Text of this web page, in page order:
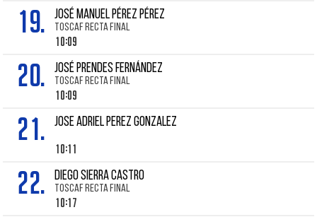
19. JOSÉ MANUEL PÉREZ PÉREZ
TOSCAF RECTA FINAL
10:09
20. JOSÉ PRENDES FERNÁNDEZ
TOSCAF RECTA FINAL
10:09
21. Jose Adriel PEREZ GONZALEZ
10:11
22. DIEGO SIERRA CASTRO
TOSCAF RECTA FINAL
10:17